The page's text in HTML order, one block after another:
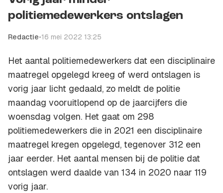
politiemedewerkers ontslagen
Redactie•16 mei 2022 13:25
Het aantal politiemedewerkers dat een disciplinaire
maatregel opgelegd kreeg of werd ontslagen is
vorig jaar licht gedaald, zo meldt de politie
maandag vooruitlopend op de jaarcijfers die
woensdag volgen. Het gaat om 298
politiemedewerkers die in 2021 een disciplinaire
maatregel kregen opgelegd, tegenover 312 een
jaar eerder. Het aantal mensen bij de politie dat
ontslagen werd daalde van 134 in 2020 naar 119
vorig jaar.